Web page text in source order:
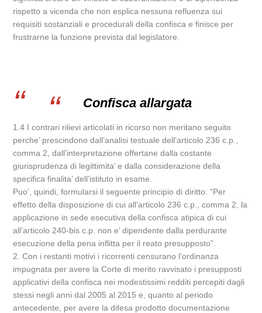
rispetto a vicenda che non esplica nessuna refluenza sui
requisiti sostanziali e procedurali della confisca e finisce per
frustrarne la funzione prevista dal legislatore.
Confisca allargata
1.4 I contrari rilievi articolati in ricorso non meritano seguito
perche’ prescindono dall’analisi testuale dell’articolo 236 c.p.,
comma 2, dall’interpretazione offertane dalla costante
giurisprudenza di legittimita’ e dalla considerazione della
specifica finalita’ dell’istituto in esame.
Puo’, quindi, formularsi il seguente principio di diritto: “Per
effetto della disposizione di cui all’articolo 236 c.p., comma 2, la
applicazione in sede esecutiva della confisca atipica di cui
all’articolo 240-bis c.p. non e’ dipendente dalla perdurante
esecuzione della pena inflitta per il reato presupposto”.
2. Con i restanti motivi i ricorrenti censurano l’ordinanza
impugnata per avere la Corte di merito ravvisato i presupposti
applicativi della confisca nei modestissimi redditi percepiti dagli
stessi negli anni dal 2005 al 2015 e, quanto al periodo
antecedente, per avere la difesa prodotto documentazione